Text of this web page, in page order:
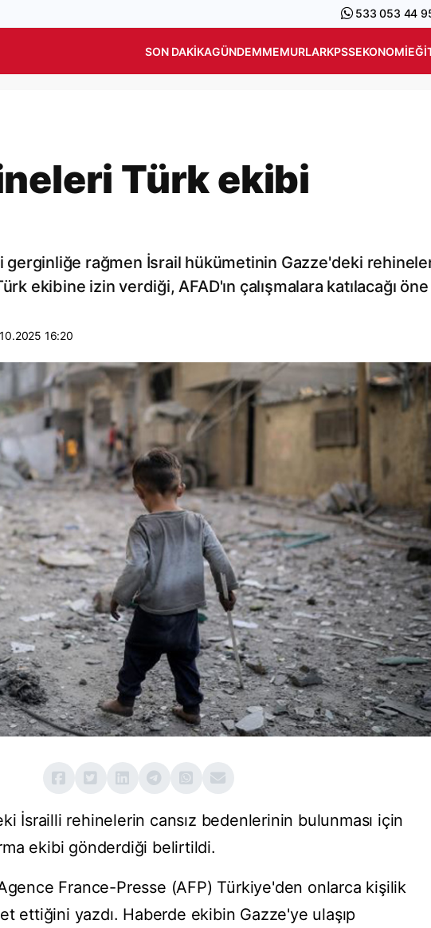
533 053 44
SON DAKIKAGÜNDEMMEMURLARKPSSEKONOMI
Türk ekibi
gerginliğe rağmen İsrail hükümetinin Gazze'deki
ekibine izin verdiği, AFAD'ın çalışmalara katılacağı öne
16:20
İsrailli rehinelerin cansız bedenlerinin bulunması için
ekibi gönderdiği belirtildi.
France-Presse (AFP) Türkiye'den onlarca kişilik
ettiğini yazdı. Haberde ekibin Gazze'ye ulaşıp